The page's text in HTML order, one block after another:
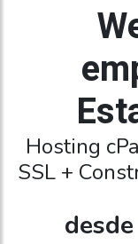
Hosting
SSL +